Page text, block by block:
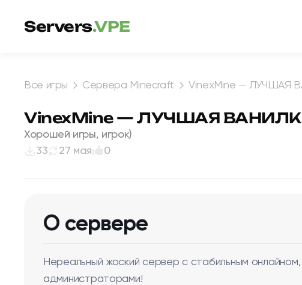
Servers.VPE
Все игры Сервера Minecraft VinexMine — ЛУЧШАЯ
VinexMine — ЛУЧШАЯ
Хорошей игры, игрок)
33
27 мая 0
О сервере
Нереальный жоский сервер с стабильным
администраторами!